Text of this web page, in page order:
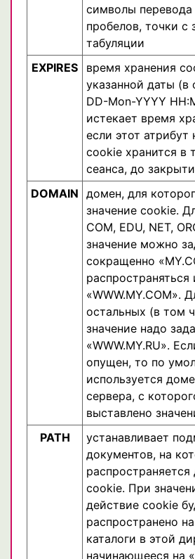
символы перевода
пробелов, точки с
табуляции
EXPIRES
время хранения
указанной даты (в
DD-Mon-YYYY
истекает время
если этот атрибут
cookie хранится в
сеанса, до
DOMAIN домен, для
значение cookie.
COM, EDU, NET,
значение можно
сокращенно
«WWW.MY.COM».
остальных (в том
значение надо
«WWW.MY.RU».
опущен, то по
используется
сервера, с
выставлено
PATH
устанавливает
документов, на
распространяется
cookie. При
действие cookie
распространено
каталоги в этой
начинающееся на